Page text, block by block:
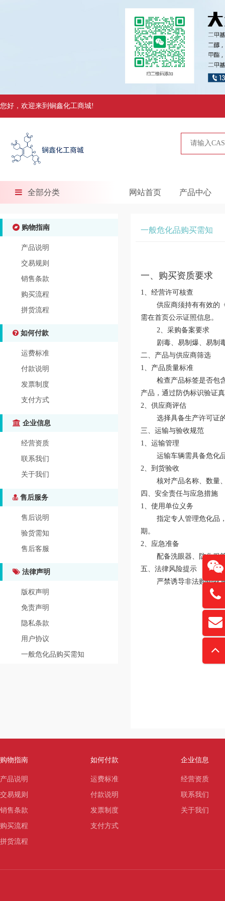
您好，欢迎来到锏鑫化工商城!
全部分类 网站首页 产品中心
购物指南
产品说明
交易规则
销售条款
购买流程
拼货流程
如何付款
运费标准
付款说明
发票制度
支付方式
企业信息
经营资质
联系我们
关于我们
售后服务
售后说明
验货需知
售后客服
法律声明
版权声明
免责声明
隐私条款
用户协议
一般危化品购买需知
一般危化品购买需知
一、购买资质要求‌
‌1、经营许可核查‌
供应商须持有有效的《
需在首页公示证照信息。
‌2、采购备案要求‌
剧毒、易制爆、易制毒
‌二、产品与供应商筛选‌
‌1、产品质量标准‌
检查产品标签是否包含
产品，通过防伪标识验证
‌2、供应商评估‌
选择具备生产许可证的
‌三、运输与验收规范‌
‌1、运输管理‌
运输车辆需具备危化品
‌2、到货验收‌
核对产品名称、数量、
‌四、安全责任与应急措施‌
‌1、使用单位义务‌
指定专人管理危化品，
期。
‌2、应急准备‌
配备洗眼器、防化服等
‌五、法律风险提示‌
严禁诱导非法购销或通
购物指南
产品说明
交易规则
销售条款
购买流程
拼货流程
如何付款
运费标准
付款说明
发票制度
支付方式
企业信息
经营资质
联系我们
关于我们
扫